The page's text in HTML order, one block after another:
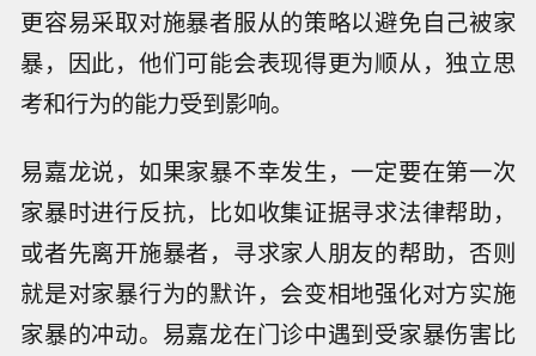
更容易采取对施暴者服从的策略以避免自己被家
暴，因此，他们可能会表现得更为顺从，独立思
考和行为的能力受到影响。
易嘉龙说，如果家暴不幸发生，一定要在第一次
家暴时进行反抗，比如收集证据寻求法律帮助，
或者先离开施暴者，寻求家人朋友的帮助，否则
就是对家暴行为的默许，会变相地强化对方实施
家暴的冲动。易嘉龙在门诊中遇到受家暴伤害比